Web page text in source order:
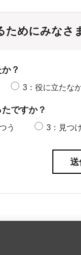
ためにみなさ
？
3：役に立たな
ですか？
う 3：見つ